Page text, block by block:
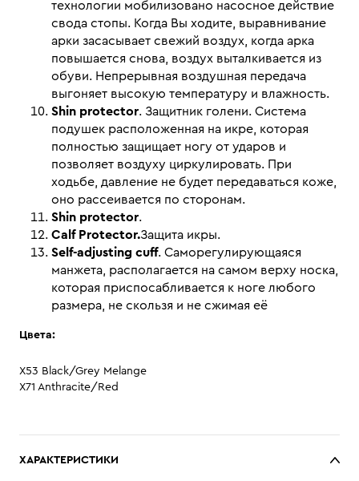
технологии мобилизовано насосное действие
свода стопы. Когда Вы ходите, выравнивание
арки засасывает свежий воздух, когда арка
повышается снова, воздух выталкивается из
обуви. Непрерывная воздушная передача
выгоняет высокую температуру и влажность.
Shin protector. Защитник голени. Система
подушек расположенная на икре, которая
полностью защищает ногу от ударов и
позволяет воздуху циркулировать. При
ходьбе, давление не будет передаваться коже,
оно рассеивается по сторонам.
Shin protector.
Calf Protector.Защита икры.
Self-adjusting cuff. Саморегулирующаяся
манжета, располагается на самом верху носка,
которая приспосабливается к ноге любого
размера, не скользя и не сжимая её
Цвета:
X53 Black/Grey Melange
X71 Anthracite/Red
ХАРАКТЕРИСТИКИ